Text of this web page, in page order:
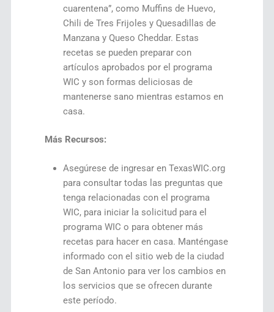
cuarentena”, como Muffins de Huevo,
Chili de Tres Frijoles y Quesadillas de
Manzana y Queso Cheddar. Estas
recetas se pueden preparar con
artículos aprobados por el programa
WIC y son formas deliciosas de
mantenerse sano mientras estamos en
casa.
Más Recursos:
Asegúrese de ingresar en TexasWIC.org
para consultar todas las preguntas que
tenga relacionadas con el programa
WIC, para iniciar la solicitud para el
programa WIC o para obtener más
recetas para hacer en casa. Manténgase
informado con el sitio web de la ciudad
de San Antonio para ver los cambios en
los servicios que se ofrecen durante
este período.